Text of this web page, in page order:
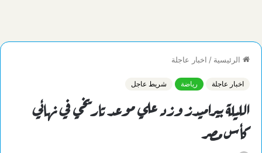
الرئيسية / اخبار عاجلة
اخبار عاجلة رياضة شريط عاجل
الليلة بيراميدز وزد علي موعد تاريخي في نهائي
كأس مصر